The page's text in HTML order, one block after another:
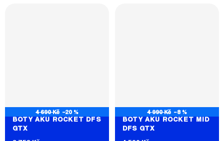
4 690 Kč –20 %
BOTY AKU ROCKET DFS
GTX
4 990 Kč –8 %
BOTY AKU ROCKET MID
DFS GTX